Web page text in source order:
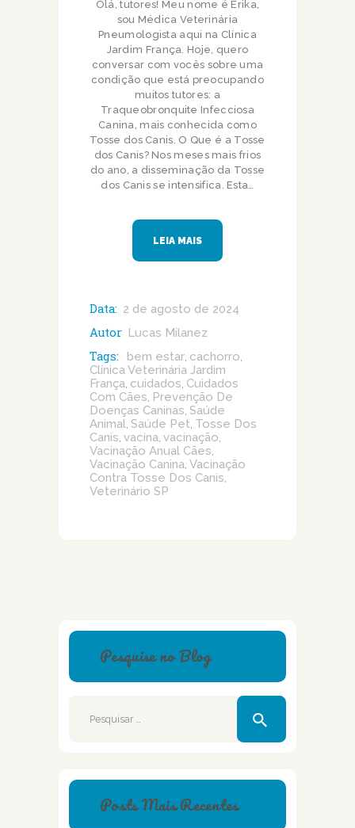
Olá, tutores! Meu nome é Érika,
sou Médica Veterinária
Pneumologista aqui na Clínica
Jardim França. Hoje, quero
conversar com vocês sobre uma
condição que está preocupando
muitos tutores: a
Traqueobronquite Infecciosa
Canina, mais conhecida como
Tosse dos Canis. O Que é a Tosse
dos Canis? Nos meses mais frios
do ano, a disseminação da Tosse
dos Canis se intensifica. Esta…
LEIA MAIS
Data: 2 de agosto de 2024
Autor Lucas Milanez
Tags: bem estar, cachorro
Clínica Veterinária Jardim
França cuidados Cuidados
Com Cães Prevenção De
Doenças Caninas Saúde
Animal Saúde Pet Tosse Dos
Canis vacina vacinação
Vacinação Anual Cães
Vacinação Canina Vacinação
Contra Tosse Dos Canis
Veterinário SP
Pesquise no Blog
Posts Mais Recentes